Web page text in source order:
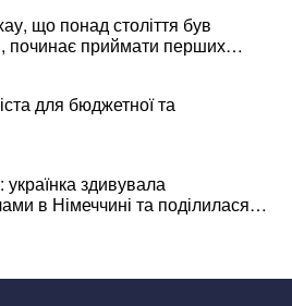
що понад століття був
починає приймати перших
для бюджетної та
здивувала
в Німеччині та поділилася